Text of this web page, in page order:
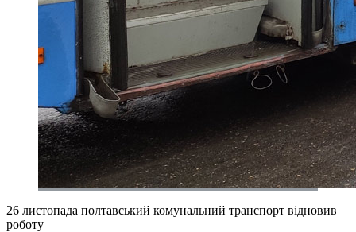
26 листопада полтавський комунальний транспорт відновив
роботу